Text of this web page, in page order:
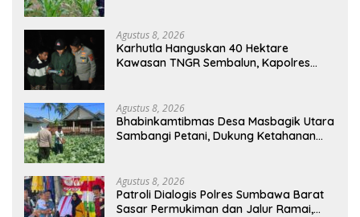
Agustus 8, 2026
Karhutla Hanguskan 40 Hektare
Kawasan TNGR Sembalun, Kapolres
Agustus 8, 2026
Bhabinkamtibmas Desa Masbagik Utara
Sambangi Petani, Dukung Ketahanan
Agustus 8, 2026
Patroli Dialogis Polres Sumbawa Barat
Sasar Permukiman dan Jalur Ramai,